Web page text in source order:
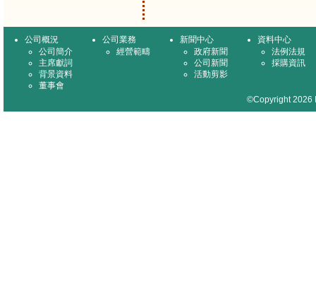
公司概況
公司簡介
主席獻詞
背景資料
董事會
公司業務
經營範疇
新聞中心
政府新聞
公司新聞
活動剪影
資料中心
法例法規
採購資訊
©Copyright 2026